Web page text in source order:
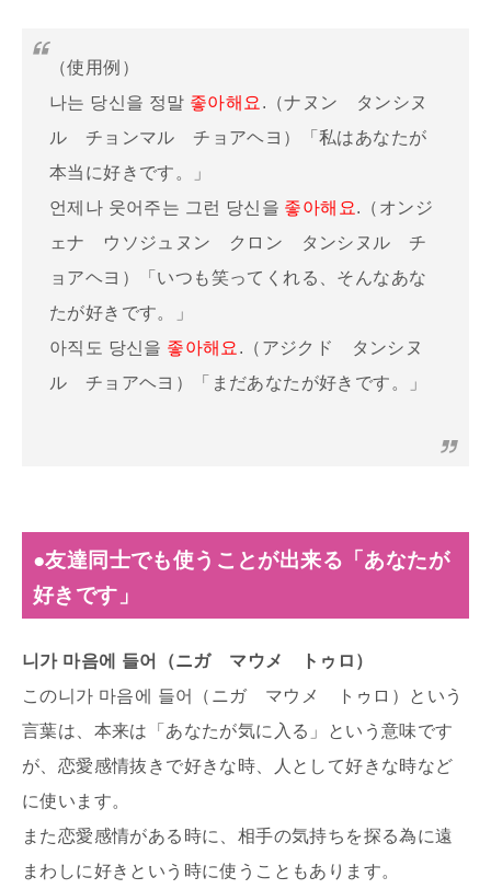
（使用例）
나는 당신을 정말 좋아해요 .（ナヌン タンシヌ
ル チョンマル チョアヘヨ）「私はあなたが
本当に好きです。」
언제나 웃어주는 그런 당신을 좋아해요.（オンジ
ェナ ウソジュヌン クロン タンシヌル チ
ョアヘヨ）「いつも笑ってくれる、そんなあな
たが好きです。」
아직도 당신을 좋아해요 .（アジクド タンシヌ
ル チョアヘヨ）「まだあなたが好きです。」
●友達同士でも使うことが出来る「あなたが
好きです」
니가 마음에 들어（ニガ マウメ トゥロ）
この니가 마음에 들어（ニガ マウメ トゥロ）という
言葉は、本来は「あなたが気に入る」という意味です
が、恋愛感情抜きで好きな時、人として好きな時など
に使います。
また恋愛感情がある時に、相手の気持ちを探る為に遠
まわしに好きという時に使うこともあります。